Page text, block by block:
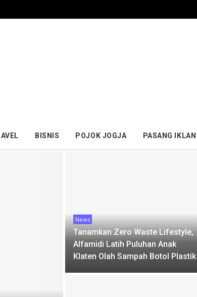
BISNIS POJOK JOGJA PASANG IKLAN
News
Tanamkan Zero Waste Lifestyle,
Alfamidi Latih Puluhan Anak
Klaten Olah Sampah Botol Plastik